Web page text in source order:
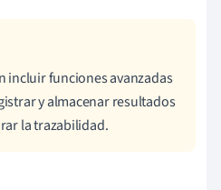
incluir funciones avanzadas
y almacenar resultados
la trazabilidad.